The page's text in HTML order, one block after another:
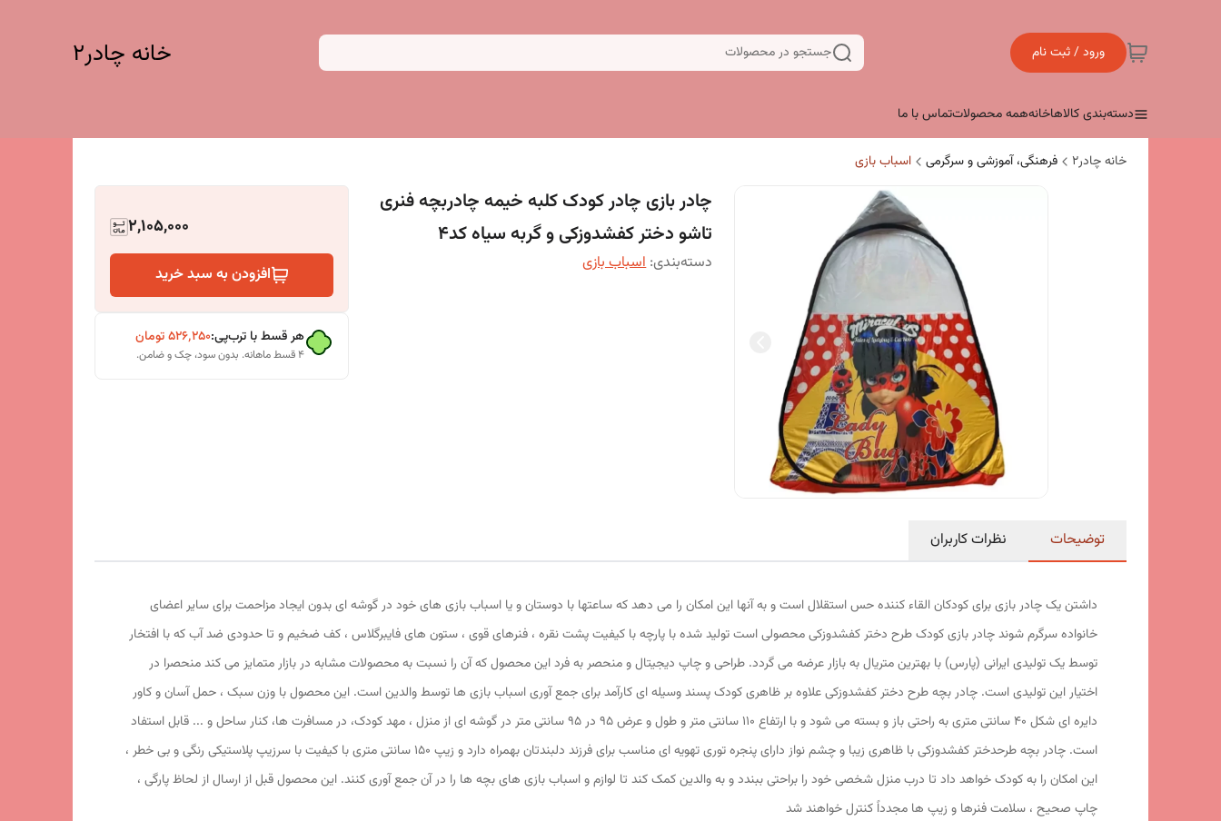
ورود / ثبت نام جستجو در محصولات خانه چادر۲
دسته‌بندی کالاهاخانههمه محصولاتتماس با ما
خانه چادر۲ فرهنگی، آموزشی و سرگرمی اسباب بازی
چادر بازی چادر کودک کلبه خیمه چادربچه فنری
تاشو دختر کفشدوزکی و گربه سیاه کد4
دسته‌بندی:اسباب بازی
2,105,000
افزودن به سبد خرید
هر قسط با ترب‌پی:۵۲۶٬۲۵۰تومان
۴ قسط ماهانه. بدون سود، چک و ضامن.
توضیحات نظرات کاربران
داشتن یک چادر بازی برای کودکان القاء کننده حس استقلال است و به آنها این امکان را می دهد که ساعتها با دوستان و یا اسباب بازی های خود در گوشه ای بدون ایجاد مزاحمت برای سایر اعضای
خانواده سرگرم شوند چادر بازی کودک طرح دختر کفشدوزکی محصولی است تولید شده با پارچه با کیفیت پشت نقره ، فنرهای قوی ، ستون های فایبرگلاس ، کف ضخیم و تا حدودی ضد آب که با افتخار
توسط یک تولیدی ایرانی (پارس) با بهترین متریال به بازار عرضه می گردد. طراحی و چاپ دیجیتال و منحصر به فرد این محصول که آن را نسبت به محصولات مشابه در بازار متمایز می کند منحصرا در
اختیار این تولیدی است. چادر بچه طرح دختر کفشدوزکی علاوه بر ظاهری کودک پسند وسیله ای کارآمد برای جمع آوری اسباب بازی ها توسط والدین است. این محصول با وزن سبک ، حمل آسان و کاور
دایره ای شکل 40 سانتی متری به راحتی باز و بسته می شود و با ارتفاع 110 سانتی متر و طول و عرض 95 در 95 سانتی متر در گوشه ای از منزل ، مهد کودک، در مسافرت ها، کنار ساحل و ... قابل استفاد
است. چادر بچه طرحدختر کفشدوزکی با ظاهری زیبا و چشم نواز دارای پنجره توری تهویه ای مناسب برای فرزند دلبندتان بهمراه دارد و زیپ 150 سانتی متری با کیفیت با سرزیپ پلاستیکی رنگی و بی خطر ،
این امکان را به کودک خواهد داد تا درب منزل شخصی خود را براحتی ببندد و به والدین کمک کند تا لوازم و اسباب بازی های بچه ها را در آن جمع آوری کنند. این محصول قبل از ارسال از لحاظ پارگی ،
چاپ صحیح ، سلامت فنرها و زیپ ها مجدداً کنترل خواهند شد